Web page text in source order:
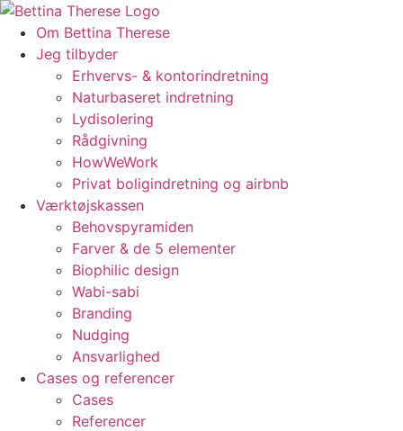
Videre
indhold
Om Bettina Therese
Jeg tilbyder
Erhvervs- & kontorindretning
Naturbaseret indretning
Lydisolering
Rådgivning
HowWeWork
Privat boligindretning og airbnb
Værktøjskassen
Behovspyramiden
Farver & de 5 elementer
Biophilic design
Wabi-sabi
Branding
Nudging
Ansvarlighed
Cases og referencer
Cases
Referencer